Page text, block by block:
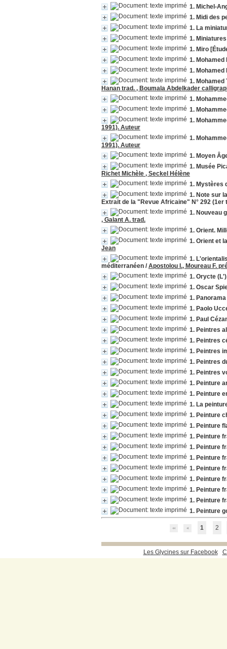
1. Michel-
1. Midi des
1. La
1.
1. Miro
1. Mohamed
1. Mohamed
1. Mohamed
Hanan trad. , Boumala Abdelkader
1.
1.
1.
1991). Auteur
1.
1991). Auteur
1. Moyen
1. Musée
Richet Michèle , Seckel Hélène
1. Mystères
1. Note sur
Extrait de la "Revue Africaine" N° 292 (1er
1. Nouveau
, Galant A. trad.
1. Orient.
1. Orient et
Jean
1.
méditerranéen /Apostolou I., Moureau F.
1. Orycte
1. Oscar
1. Paolo
1. Paul
1. Peintres
1. Peintres
1. Peintres
1. Peintres
1. Peintres
1. Peinture
1. Peinture
1. La
1. Peinture
1. Peinture
1. Peinture
1. Peinture
1. Peinture
1. Peinture
1. Peinture
1. Peinture
1. Peinture
1. Peinture
1 2
Les Glycines sur Facebook